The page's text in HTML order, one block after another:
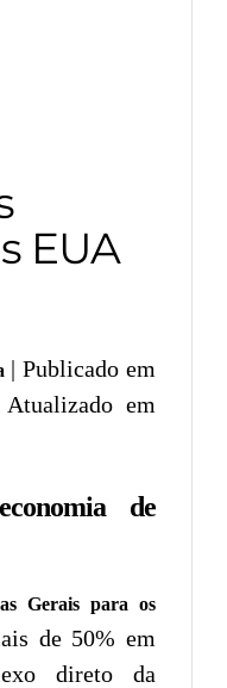
EUA
| Publicado em
em
de
Gerais para os
de 50% em
direto da